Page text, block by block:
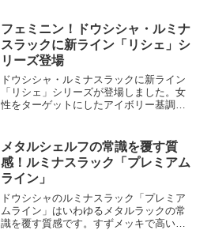
フェミニン！ドウシシャ・ルミナ
スラックに新ライン「リシェ」シ
リーズ登場
ドウシシャ・ルミナスラックに新ライン
「リシェ」シリーズが登場しました。女
性をターゲットにしたアイボリー基調の
が、テーブルやランドリー収納などノワ
ールにはないアイテムも見られます。
メタルシェルフの常識を覆す質
感！ルミナスラック「プレミアム
ライン」
ドウシシャのルミナスラック「プレミア
ムライン」はいわゆるメタルラックの常
識を覆す質感です。すずメッキで高い防